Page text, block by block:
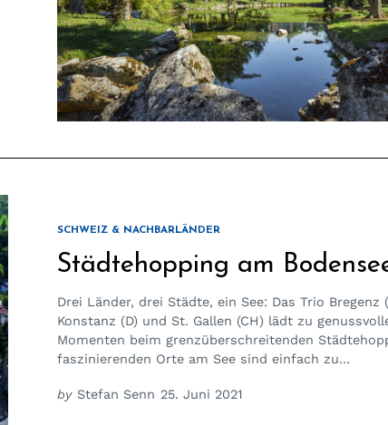
SCHWEIZ & NACHBARLÄNDER
Städtehopping am
Drei Länder, drei Städte, ein See: Das Trio Bregenz
Konstanz (D) und St. Gallen (CH) lädt zu
Momenten beim grenzüberschreitenden
faszinierenden Orte am See sind einfach zu...
by Stefan Senn 25. Juni 2021